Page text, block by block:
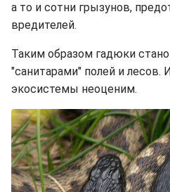
а то и сотни грызунов,
вредителей.
Таким образом гадюки
"санитарами" полей и лесов.
экосистемы неоценим.